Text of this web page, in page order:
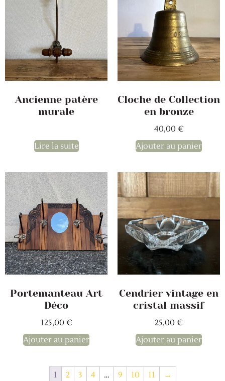
Ancienne patère
murale
Lire la suite
Cloche de Collection
en bronze
40,00 €
Ajouter au panier
Portemanteau Art
Déco
125,00 €
Ajouter au panier
Cendrier vintage en
cristal massif
25,00 €
Ajouter au panier
1 2 3 4 … 9 10 11 →